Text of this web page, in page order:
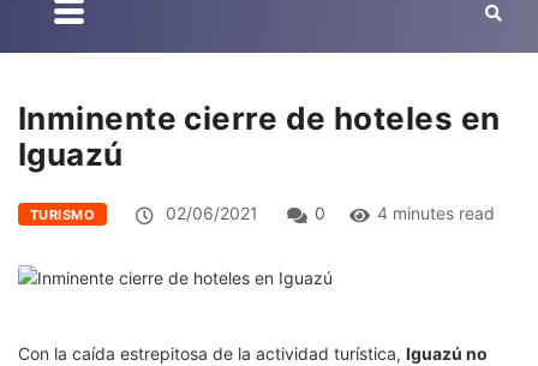
Inminente cierre de hoteles en
Iguazú
TURISMO 02/06/2021 0 4 minutes read
Con la caída estrepitosa de la actividad turística, Iguazú no